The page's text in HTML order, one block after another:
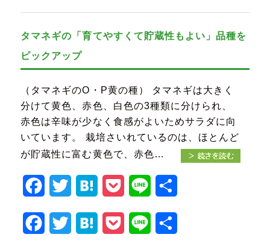
タマネギの「育てやすくて貯蔵性もよい」品種を
ピックアップ
（タマネギのO・P黄の種） タマネギは大きく
分けて黄色、赤色、白色の3種類に分けられ、
赤色は辛味が少なく食感がよいためサラダに向
いています。 栽培さいれているのは、ほとんど
が貯蔵性に富む黄色で、赤色…
Facebook
Twitter HatenaPocket Line
Facebook
Twitter HatenaPocket Line